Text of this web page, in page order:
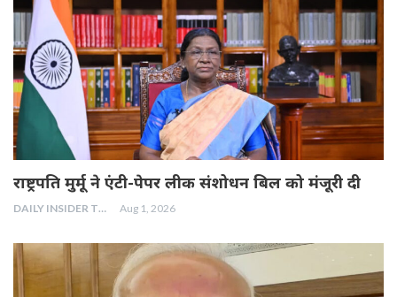
राष्ट्रपति मुर्मू ने एंटी-पेपर लीक संशोधन बिल को मंजूरी दी
DAILY INSIDER TEAM Aug 1, 2026